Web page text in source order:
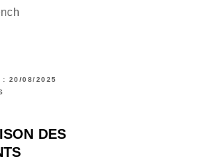
: 20/08/2025
DES